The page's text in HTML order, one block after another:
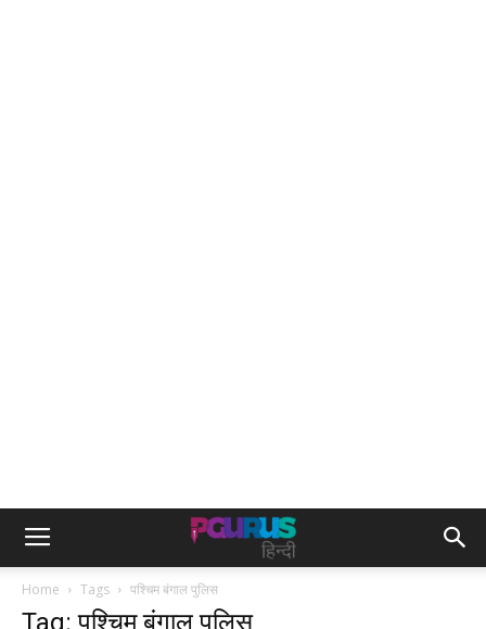
Home Tags पश्चिम बंगाल पुलिस
Tag: पश्चिम बंगाल पुलिस